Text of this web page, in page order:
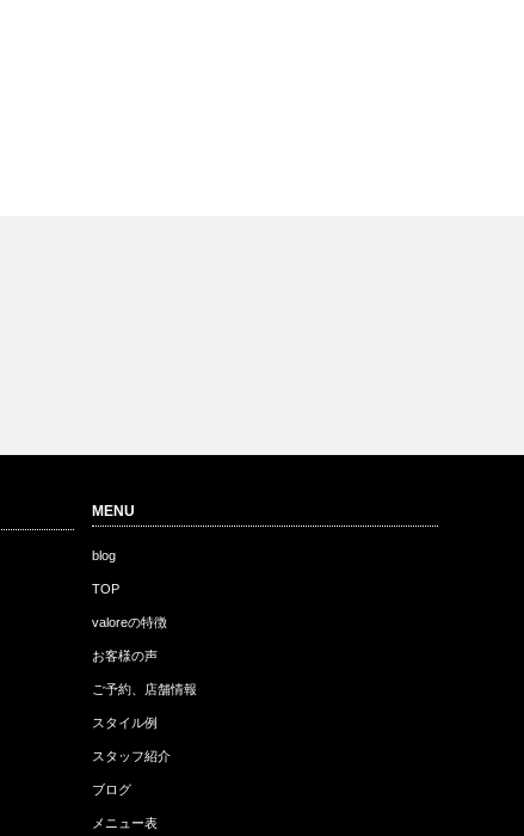
MENU
blog
TOP
valoreの特徴
お客様の声
ご予約、店舗情報
スタイル例
スタッフ紹介
ブログ
メニュー表